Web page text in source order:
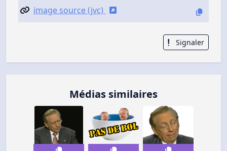
image source (jvc)
Signaler
Médias similaires